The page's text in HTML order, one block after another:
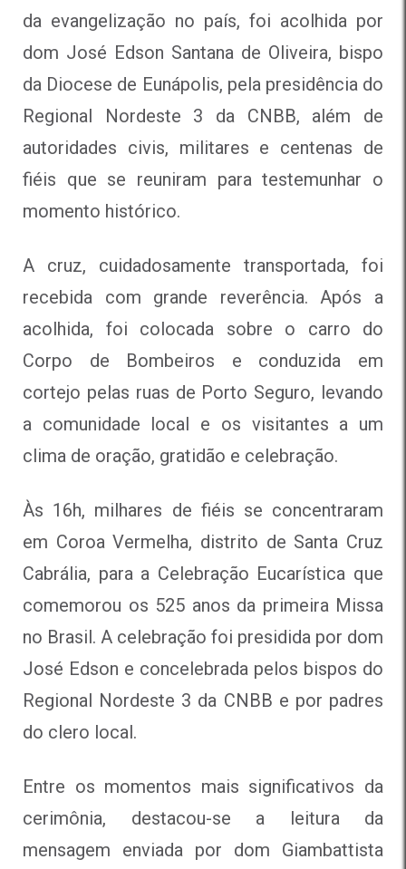
da evangelização no país, foi acolhida por
dom José Edson Santana de Oliveira, bispo
da Diocese de Eunápolis, pela presidência do
Regional Nordeste 3 da CNBB, além de
autoridades civis, militares e centenas de
fiéis que se reuniram para testemunhar o
momento histórico.
A cruz, cuidadosamente transportada, foi
recebida com grande reverência. Após a
acolhida, foi colocada sobre o carro do
Corpo de Bombeiros e conduzida em
cortejo pelas ruas de Porto Seguro, levando
a comunidade local e os visitantes a um
clima de oração, gratidão e celebração.
Às 16h, milhares de fiéis se concentraram
em Coroa Vermelha, distrito de Santa Cruz
Cabrália, para a Celebração Eucarística que
comemorou os 525 anos da primeira Missa
no Brasil. A celebração foi presidida por dom
José Edson e concelebrada pelos bispos do
Regional Nordeste 3 da CNBB e por padres
do clero local.
Entre os momentos mais significativos da
cerimônia, destacou-se a leitura da
mensagem enviada por dom Giambattista